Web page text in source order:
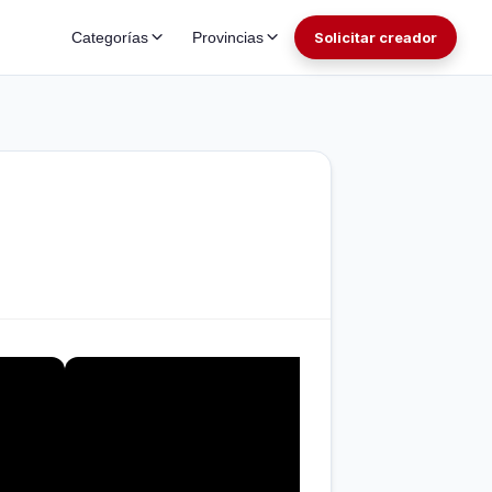
Categorías Provincias Solicitar creador